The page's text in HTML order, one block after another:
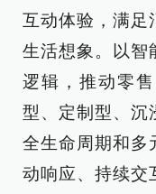
互动体验，满足
生活想象。以智
逻辑，推动零
型、定制型、沉
全生命周期和多
动响应、持续交